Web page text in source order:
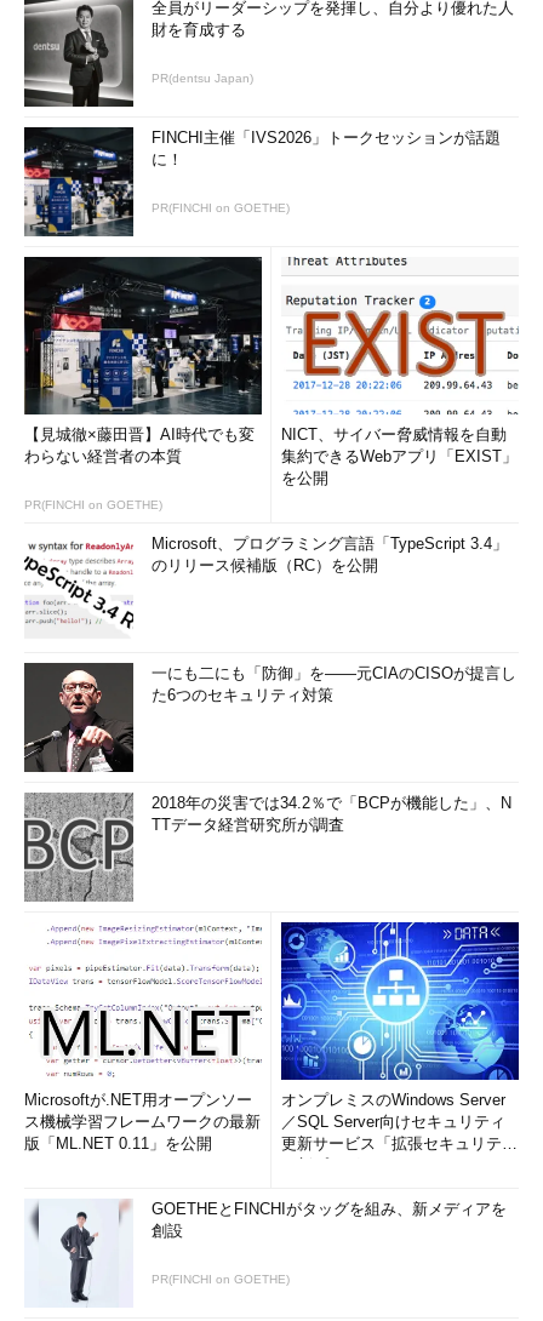
全員がリーダーシップを発揮し、自分より優れた人
財を育成する
PR(dentsu Japan)
FINCHI主催「IVS2026」トークセッションが話題
に！
PR(FINCHI on GOETHE)
【見城徹×藤田晋】AI時代でも変
わらない経営者の本質
PR(FINCHI on GOETHE)
NICT、サイバー脅威情報を自動
集約できるWebアプリ「EXIST」
を公開
Microsoft、プログラミング言語「TypeScript 3.4」
のリリース候補版（RC）を公開
一にも二にも「防御」を――元CIAのCISOが提言し
た6つのセキュリティ対策
2018年の災害では34.2％で「BCPが機能した」、N
TTデータ経営研究所が調査
Microsoftが.NET用オープンソー
ス機械学習フレームワークの最新
版「ML.NET 0.11」を公開
オンプレミスのWindows Server
／SQL Server向けセキュリティ
更新サービス「拡張セキュリティ
GOETHEとFINCHIがタッグを組み、新メディアを
創設
PR(FINCHI on GOETHE)